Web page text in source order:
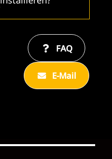
FAQ
E-Mail